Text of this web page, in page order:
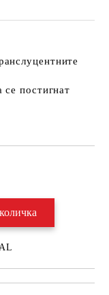
се постигнат